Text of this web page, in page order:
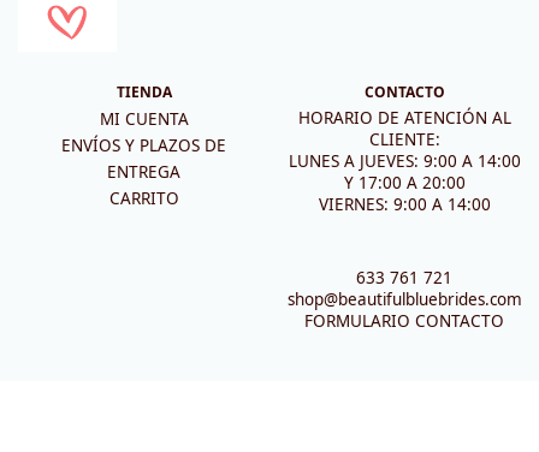
TIENDA
MI CUENTA
ENVÍOS Y PLAZOS DE
ENTREGA
CARRITO
CONTACTO
HORARIO DE ATENCIÓN AL
CLIENTE:
LUNES A JUEVES: 9:00 A 14:00
Y 17:00 A 20:00
VIERNES: 9:00 A 14:00
633 761 721
shop@beautifulbluebrides.com
FORMULARIO CONTACTO